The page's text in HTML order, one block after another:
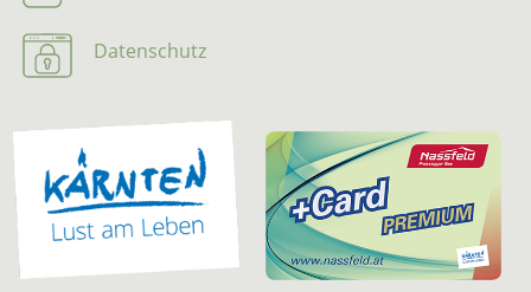
Datenschutz